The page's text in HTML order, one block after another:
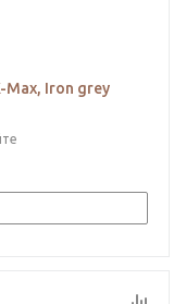
Max, Iron grеy